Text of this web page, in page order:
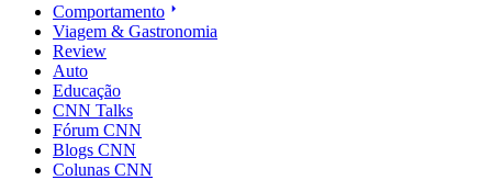
Comportamento
Viagem & Gastronomia
Review
Auto
Educação
CNN Talks
Fórum CNN
Blogs CNN
Colunas CNN